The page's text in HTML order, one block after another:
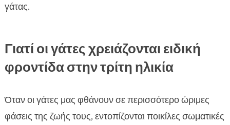
γάτας.
Γιατί οι γάτες χρειάζονται ειδική
φροντίδα στην τρίτη ηλικία
Όταν οι γάτες μας φθάνουν σε περισσότερο ώριμες
φάσεις της ζωής τους, εντοπίζονται ποικίλες σωματικές